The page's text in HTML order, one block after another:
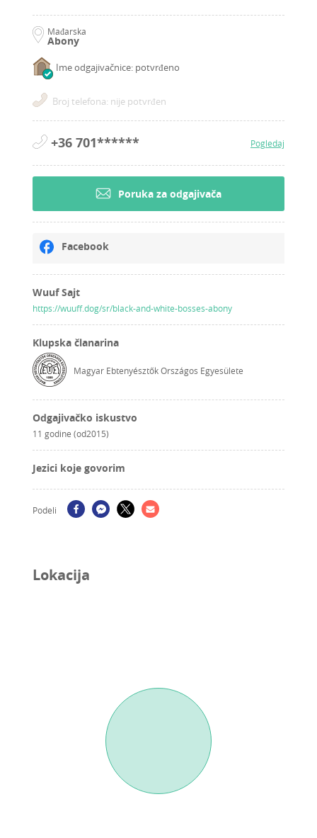
Mađarska
Abony
Ime odgajivačnice: potvrđeno
Broj telefona: nije potvrđen
+36 701****** Pogledaj
Poruka za odgajivača
Facebook
Wuuf Sajt
https://wuuff.dog/sr/black-and-white-bosses-abony
Klupska članarina
Magyar Ebtenyésztők Országos Egyesülete
Odgajivačko iskustvo
11 godine (od2015)
Jezici koje govorim
Podeli
Lokacija